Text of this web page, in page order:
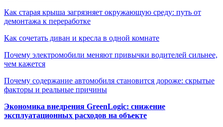
Как старая крыша загрязняет окружающую среду: путь от
демонтажа к переработке
Как сочетать диван и кресла в одной комнате
Почему электромобили меняют привычки водителей сильнее,
чем кажется
Почему содержание автомобиля становится дороже: скрытые
факторы и реальные причины
Экономика внедрения GreenLogic: снижение
эксплуатационных расходов на объекте